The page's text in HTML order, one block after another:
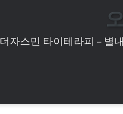
더자스민 타이테라피 – 별